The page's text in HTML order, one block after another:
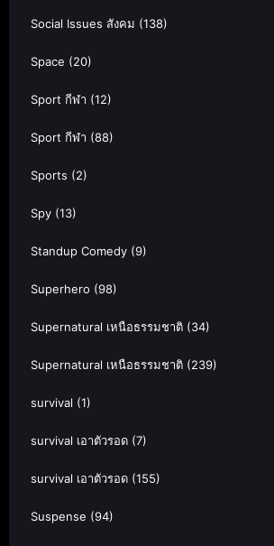
Social Issues สังคม (138)
Space (20)
Sport กีฬา (12)
Sport กีฬา (88)
Sports (2)
Spy (13)
Standup Comedy (9)
Superhero (98)
Supernatural เหนือธรรมชาติ (34)
Supernatural เหนือธรรมชาติ (239)
survival (1)
survival เอาตัวรอด (7)
survival เอาตัวรอด (155)
Suspense (94)